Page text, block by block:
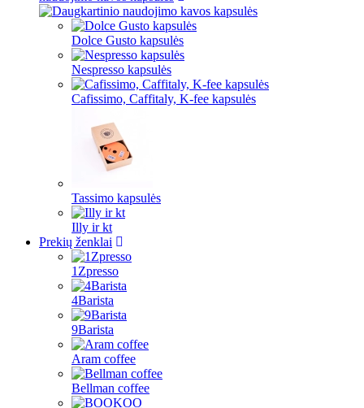
Dolce Gusto kapsulės
Nespresso kapsulės
Cafissimo, Caffitaly, K-fee kapsulės
Tassimo kapsulės
Illy ir kt
Prekių ženklai
1Zpresso
4Barista
9Barista
Aram coffee
Bellman coffee